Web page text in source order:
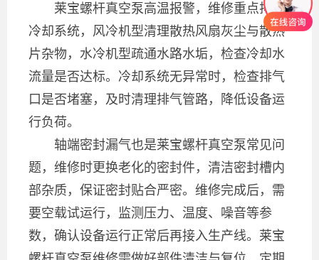
莱宝螺杆真空泵高温报警，维修重点排查
冷却系统，风冷机型清理散热风扇灰尘与散热
片杂物，水冷机型疏通水路水垢，检查冷却水
流量是否达标。冷却系统无异常时，检查排气
口是否堵塞，及时清理排气管路，降低设备运
行负荷。
轴端密封漏气也是莱宝螺杆真空泵常见问
题，维修时更换老化的密封件，清洁密封槽内
部杂质，保证密封贴合严密。维修完成后，需
要空载试运行，监测压力、温度、噪音等参
数，确认设备运行正常后再接入生产线。莱宝